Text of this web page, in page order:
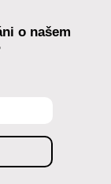
o našem